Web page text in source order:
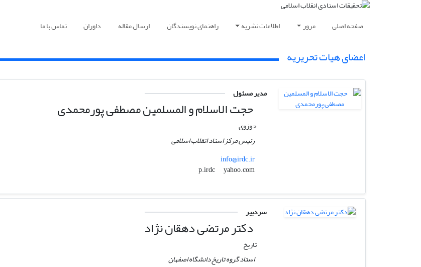
صفحه اصلی مرور اطلاعات نشریه راهنمای نویسندگان ارسال مقاله داوران تماس با ما
اعضای هیات تحریریه
مدیر مسئول
حجت الاسلام و المسلمین مصطفی پورمحمدی
حوزوی
رئیس مرکز اسناد انقلاب اسلامی
info@irdc.ir
yahoo.com
سردبیر
دکتر مرتضی دهقان نژاد
تاریخ
استاد گروه تاریخ دانشگاه اصفهان